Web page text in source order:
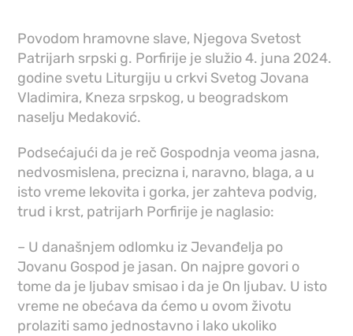
Povodom hramovne slave, Njegova Svetost
Patrijarh srpski g. Porfirije je služio 4. juna 2024.
godine svetu Liturgiju u crkvi Svetog Jovana
Vladimira, Kneza srpskog, u beogradskom
naselju Medaković.
Podsećajući da je reč Gospodnja veoma jasna,
nedvosmislena, precizna i, naravno, blaga, a u
isto vreme lekovita i gorka, jer zahteva podvig,
trud i krst, patrijarh Porfirije je naglasio:
– U današnjem odlomku iz Jevanđelja po
Jovanu Gospod je jasan. On najpre govori o
tome da je ljubav smisao i da je On ljubav. U isto
vreme ne obećava da ćemo u ovom životu
prolaziti samo jednostavno i lako ukoliko